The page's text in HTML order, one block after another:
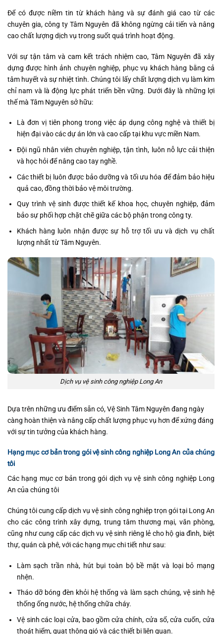
Để có được niềm tin từ khách hàng và sự đánh giá cao từ các
chuyên gia, công ty Tâm Nguyên đã không ngừng cải tiến và nâng
cao chất lượng dịch vụ trong suốt quá trình hoạt động.
Với sự tận tâm và cam kết trách nhiệm cao, Tâm Nguyên đã xây
dựng được hình ảnh chuyên nghiệp, phục vụ khách hàng bằng cả
tâm huyết và sự nhiệt tình. Chúng tôi lấy chất lượng dịch vụ làm kim
chỉ nam và là động lực phát triển bền vững. Dưới đây là những lợi
thế mà Tâm Nguyên sở hữu:
Là đơn vị tiên phong trong việc áp dụng công nghệ và thiết bị
hiện đại vào các dự án lớn và cao cấp tại khu vực miền Nam.
Đội ngũ nhân viên chuyên nghiệp, tận tình, luôn nỗ lực cải thiện
và học hỏi để nâng cao tay nghề.
Các thiết bị luôn được bảo dưỡng và tối ưu hóa để đảm bảo hiệu
quả cao, đồng thời bảo vệ môi trường.
Quy trình vệ sinh được thiết kế khoa học, chuyên nghiệp, đảm
bảo sự phối hợp chặt chẽ giữa các bộ phận trong công ty.
Khách hàng luôn nhận được sự hỗ trợ tối ưu và dịch vụ chất
lượng nhất từ Tâm Nguyên.
Dịch vụ vệ sinh công nghiệp Long An
Dựa trên những ưu điểm sẵn có, Vệ Sinh Tâm Nguyên đang ngày
càng hoàn thiện và nâng cấp chất lượng phục vụ hơn để xứng đáng
với sự tin tưởng của khách hàng.
Hạng mục cơ bản trong gói vệ sinh công nghiệp Long An của chúng
tôi
Các hạng mục cơ bản trong gói dịch vụ vệ sinh công nghiệp Long
An của chúng tôi
Chúng tôi cung cấp dịch vụ vệ sinh công nghiệp trọn gói tại Long An
cho các công trình xây dựng, trung tâm thương mại, văn phòng,
cũng như cung cấp các dịch vụ vệ sinh riêng lẻ cho hộ gia đình, biệt
thự, quán cà phê, với các hạng mục chi tiết như sau:
Làm sạch trần nhà, hút bụi toàn bộ bề mặt và loại bỏ mạng
nhện.
Tháo dỡ bóng đèn khỏi hệ thống và làm sạch chúng, vệ sinh hệ
thống ống nước, hệ thống chữa cháy.
Vệ sinh các loại cửa, bao gồm cửa chính, cửa sổ, cửa cuốn, cửa
thoát hiểm, quạt thông gió và các thiết bị liên quan.